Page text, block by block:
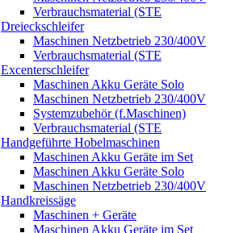
Verbrauchsmaterial (STE
Dreieckschleifer
Maschinen Netzbetrieb 230/400V
Verbrauchsmaterial (STE
Excenterschleifer
Maschinen Akku Geräte Solo
Maschinen Netzbetrieb 230/400V
Systemzubehör (f.Maschinen)
Verbrauchsmaterial (STE
Handgeführte Hobelmaschinen
Maschinen Akku Geräte im Set
Maschinen Akku Geräte Solo
Maschinen Netzbetrieb 230/400V
Handkreissäge
Maschinen + Geräte
Maschinen Akku Geräte im Set